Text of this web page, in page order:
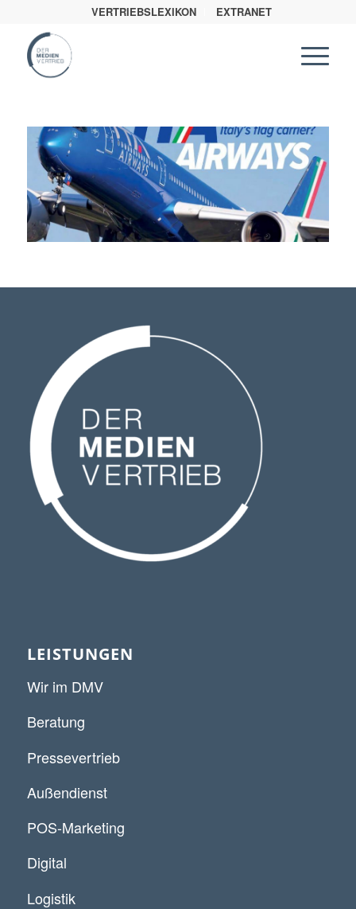
VERTRIEBSLEXIKON EXTRANET
LEISTUNGEN
Wir im DMV
Beratung
Pressevertrieb
Außendienst
POS-Marketing
Digital
Logistik